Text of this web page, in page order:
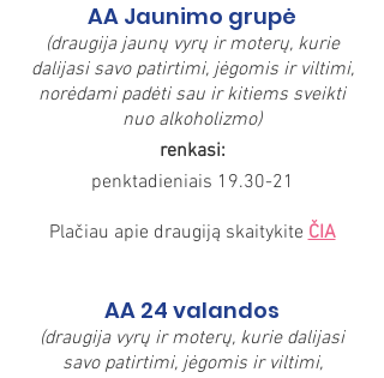
AA Jaunimo grupė
(draugija jaunų vyrų ir moterų, kurie
dalijasi savo patirtimi, jėgomis ir viltimi,
norėdami padėti sau ir kitiems sveikti
nuo alkoholizmo)
renkasi:
penktadieniais 19.30-21
Plačiau apie draugiją skaitykiteČIA
AA 24 valandos
(draugija vyrų ir moterų, kurie dalijasi
savo patirtimi, jėgomis ir viltimi,